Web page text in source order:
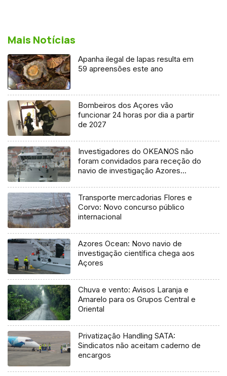
Mais Notícias
Apanha ilegal de lapas resulta em
59 apreensões este ano
Bombeiros dos Açores vão
funcionar 24 horas por dia a partir
de 2027
Investigadores do OKEANOS não
foram convidados para receção do
navio de investigação Azores
Transporte mercadorias Flores e
Corvo: Novo concurso público
internacional
Azores Ocean: Novo navio de
investigação científica chega aos
Açores
Chuva e vento: Avisos Laranja e
Amarelo para os Grupos Central e
Oriental
Privatização Handling SATA:
Sindicatos não aceitam caderno de
encargos